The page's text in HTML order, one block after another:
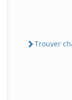
Trouver